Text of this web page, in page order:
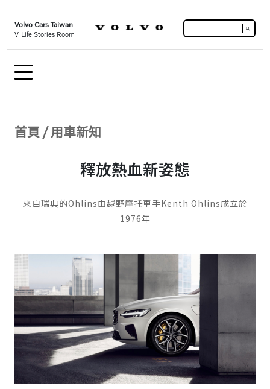
Volvo Cars Taiwan
V-Life Stories Room
search
首頁 /用車新知
釋放熱血新姿態
來自瑞典的Ohlins由越野摩托車手Kenth Ohlins成立於
1976年